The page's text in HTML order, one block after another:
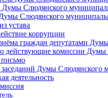
Думы Слюдянского
Слюдянского
устава
коррупции
граждан депутатами
действующие комиссии Думы
Думы Слюдянского
деятельность